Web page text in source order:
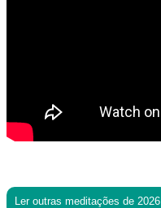
Ler outras meditações de 2026